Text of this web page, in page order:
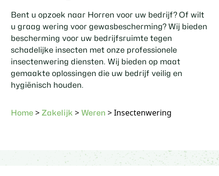
Bent u opzoek naar Horren voor uw bedrijf? Of wilt
u graag wering voor gewasbescherming? Wij bieden
bescherming voor uw bedrijfsruimte tegen
schadelijke insecten met onze professionele
insectenwering diensten. Wij bieden op maat
gemaakte oplossingen die uw bedrijf veilig en
hygiënisch houden.
Home >Zakelijk > Weren >Insectenwering